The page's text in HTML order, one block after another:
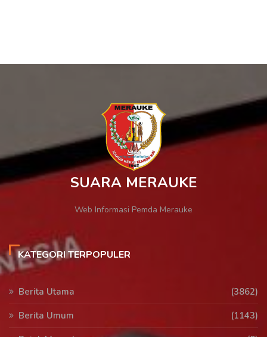
SUARA MERAUKE
Web Informasi Pemda Merauke
KATEGORI TERPOPULER
Berita Utama
(3862)
Berita Umum
(1143)